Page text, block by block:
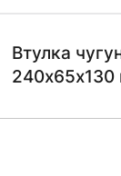
Втулка